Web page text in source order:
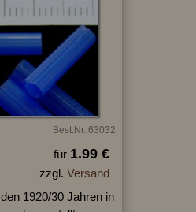
Best.Nr.:63032
für 1.99 €
zzgl. Versand
1920/30 Jahren in